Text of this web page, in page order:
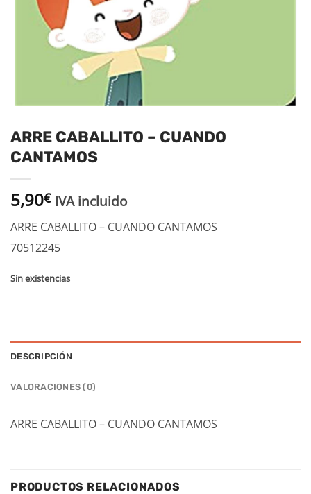
ARRE CABALLITO – CUANDO
CANTAMOS
5,90€ IVA incluido
ARRE CABALLITO – CUANDO CANTAMOS
70512245
Sin existencias
DESCRIPCIÓN
VALORACIONES (0)
ARRE CABALLITO – CUANDO CANTAMOS
PRODUCTOS RELACIONADOS